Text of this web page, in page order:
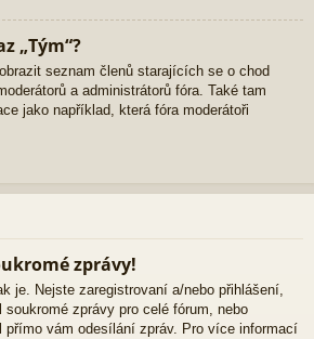
„Tým“?
seznam členů starajících se o chod
a administrátorů fóra. Také tam
jako například, která fóra moderátoři
zprávy!
je. Nejste zaregistrovaní a/nebo přihlášení,
zprávy pro celé fórum, nebo
přímo vám odesílání zpráv. Pro více informací